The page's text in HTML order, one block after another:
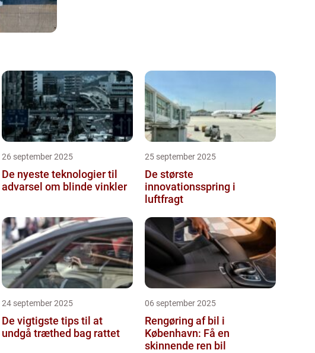
26 september 2025
De nyeste teknologier til
advarsel om blinde vinkler
25 september 2025
De største
innovationsspring i
luftfragt
24 september 2025
De vigtigste tips til at
undgå træthed bag rattet
06 september 2025
Rengøring af bil i
København: Få en
skinnende ren bil